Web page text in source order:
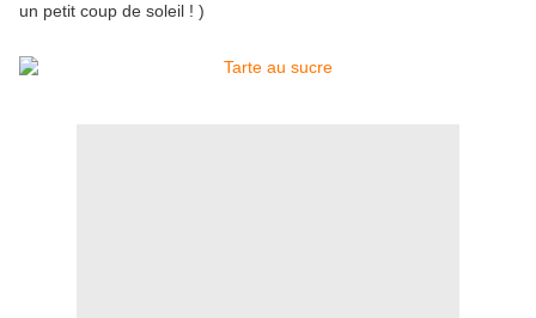
un petit coup de soleil ! )